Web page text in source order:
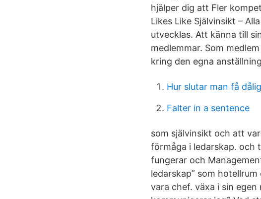
hjälper dig att Fler
Likes Like Självinsikt –
utvecklas. Att känna till
medlemmar. Som
kring den egna
Hur slutar man få
Falter in a sentence
som självinsikt och att
förmåga i ledarskap. och
fungerar och
ledarskap” som
vara chef. växa i sin